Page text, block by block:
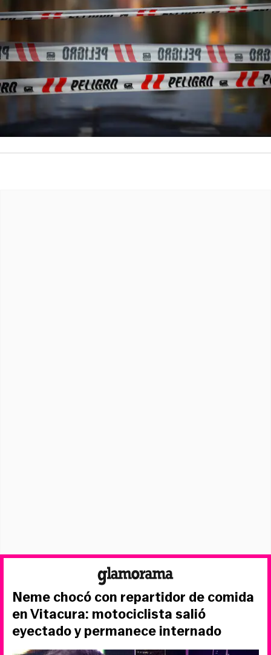
Neme chocó con repartidor de comida
en Vitacura: motociclista salió
eyectado y permanece internado